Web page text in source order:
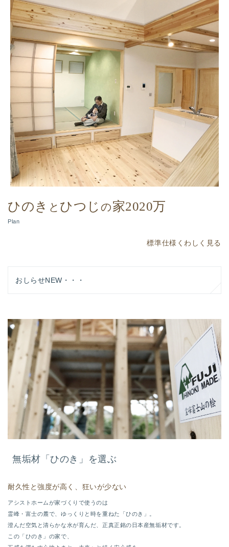
ひのき と ひつじ の家2020万
Plan
標準仕様くわしく見る
おしらせNEW・・・
無垢材「ひのき」を選ぶ
耐久性と強度が高く、狂いが少ない
アシストホームが家づくりで使うのは
霊峰・富士の麓で、ゆっくりと時を重ねた「ひのき」。
澄んだ空気と清らかな水が育んだ、正真正銘の日本産無垢材です。
この「ひのき」の家で、